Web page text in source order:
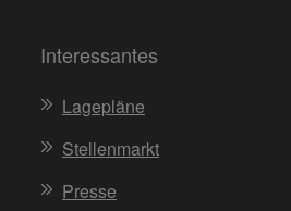
Interessantes
Lagepläne
Stellenmarkt
Presse